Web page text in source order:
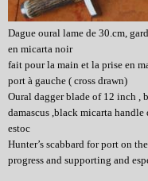
Dague oural lame de 30.cm,
en micarta noir
fait pour la main et la prise en
port à gauche ( cross drawn)
Oural dagger blade of 12 inch ,
damascus ,black micarta
estoc
Hunter’s scabbard for port on
progress and supporting and